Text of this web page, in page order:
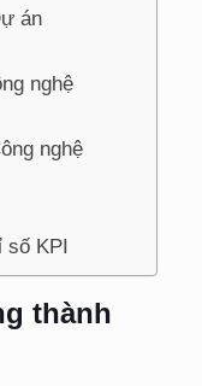
án
nghệ
nghệ
KPI
thành